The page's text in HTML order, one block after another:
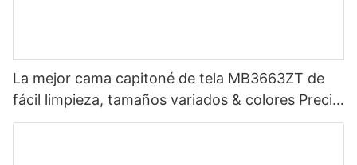
La mejor cama capitoné de tela MB3663ZT de
fácil limpieza, tamaños variados & colores Precio
de fábrica - Muebles JLH